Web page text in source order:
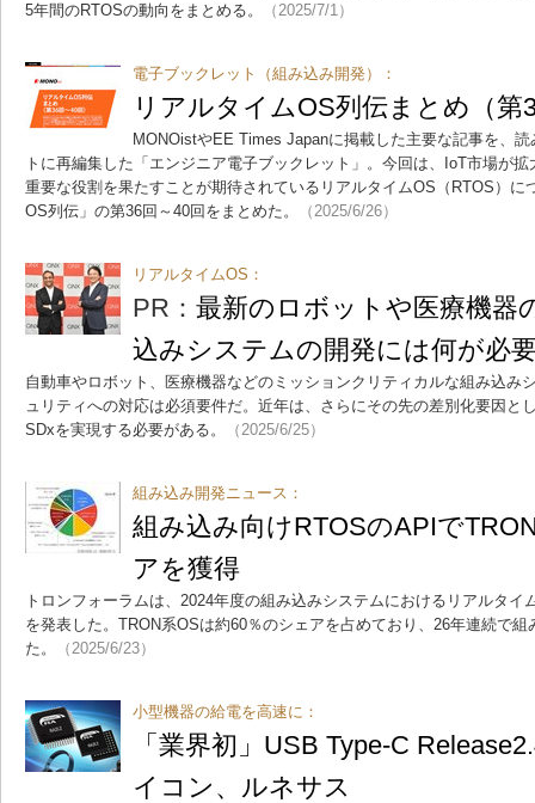
5年間のRTOSの動向をまとめる。
（2025/7/1）
電子ブックレット（組み込み開発）：
リアルタイムOS列伝まとめ（第
MONOistやEE Times Japanに掲載した主要な記事を、
トに再編集した「エンジニア電子ブックレット」。今回は、IoT市場が
重要な役割を果たすことが期待されているリアルタイムOS（RTOS）に
OS列伝」の第36回～40回をまとめた。
（2025/6/26）
リアルタイムOS：
PR： 最新のロボットや医療機器
込みシステムの開発には何が必
自動車やロボット、医療機器などのミッションクリティカルな組み込み
ュリティへの対応は必須要件だ。近年は、さらにその先の差別化要因と
SDxを実現する必要がある。
（2025/6/25）
組み込み開発ニュース：
組み込み向けRTOSのAPIで
アを獲得
トロンフォーラムは、2024年度の組み込みシステムにおけるリアルタイ
を発表した。TRON系OSは約60％のシェアを占めており、26年連続で
た。
（2025/6/23）
小型機器の給電を高速に：
「業界初」USB Type-C
イコン、ルネサス